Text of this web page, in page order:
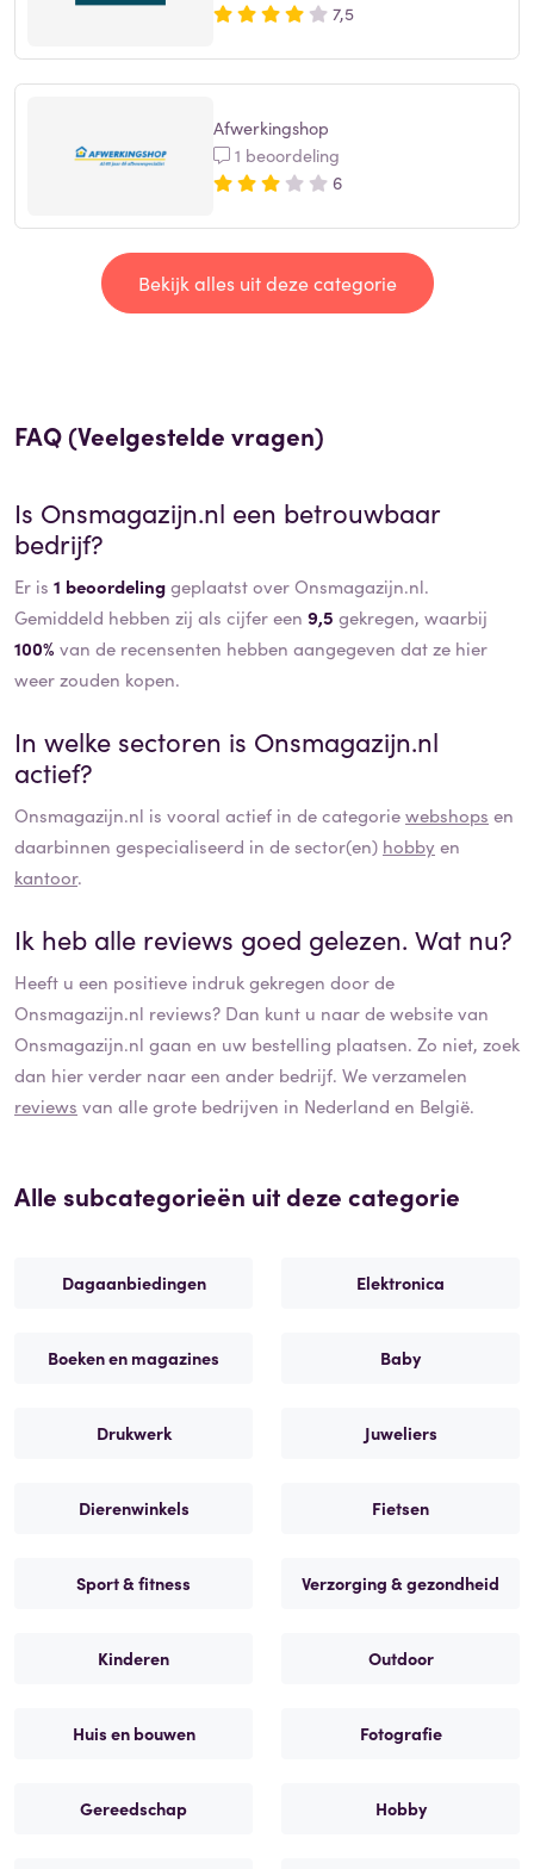
7,5
Afwerkingshop
1 beoordeling
6
Bekijk alles uit deze categorie
FAQ (Veelgestelde vragen)
Is Onsmagazijn.nl een betrouwbaar
bedrijf?
Er is 1 beoordelinggeplaatst over Onsmagazijn.nl.
Gemiddeld hebben zij als cijfer een 9,5 gekregen, waarbij
100% van de recensenten hebben aangegeven dat ze hier
weer zouden kopen.
In welke sectoren is Onsmagazijn.nl
actief?
Onsmagazijn.nl is vooral actief in de categoriewebshops en
daarbinnen gespecialiseerd in de sector(en) hobby en
kantoor.
Ik heb alle reviews goed gelezen. Wat nu?
Heeft u een positieve indruk gekregen door de
Onsmagazijn.nl reviews? Dan kunt u naar de website van
Onsmagazijn.nl gaan en uw bestelling plaatsen. Zo niet, zoek
dan hier verder naar een ander bedrijf. We verzamelen
reviews van alle grote bedrijven in Nederland en België.
Alle subcategorieën uit deze categorie
Dagaanbiedingen Elektronica
Boeken en magazines Baby
Drukwerk Juweliers
Dierenwinkels Fietsen
Sport & fitness Verzorging & gezondheid
Kinderen Outdoor
Huis en bouwen Fotografie
Gereedschap Hobby